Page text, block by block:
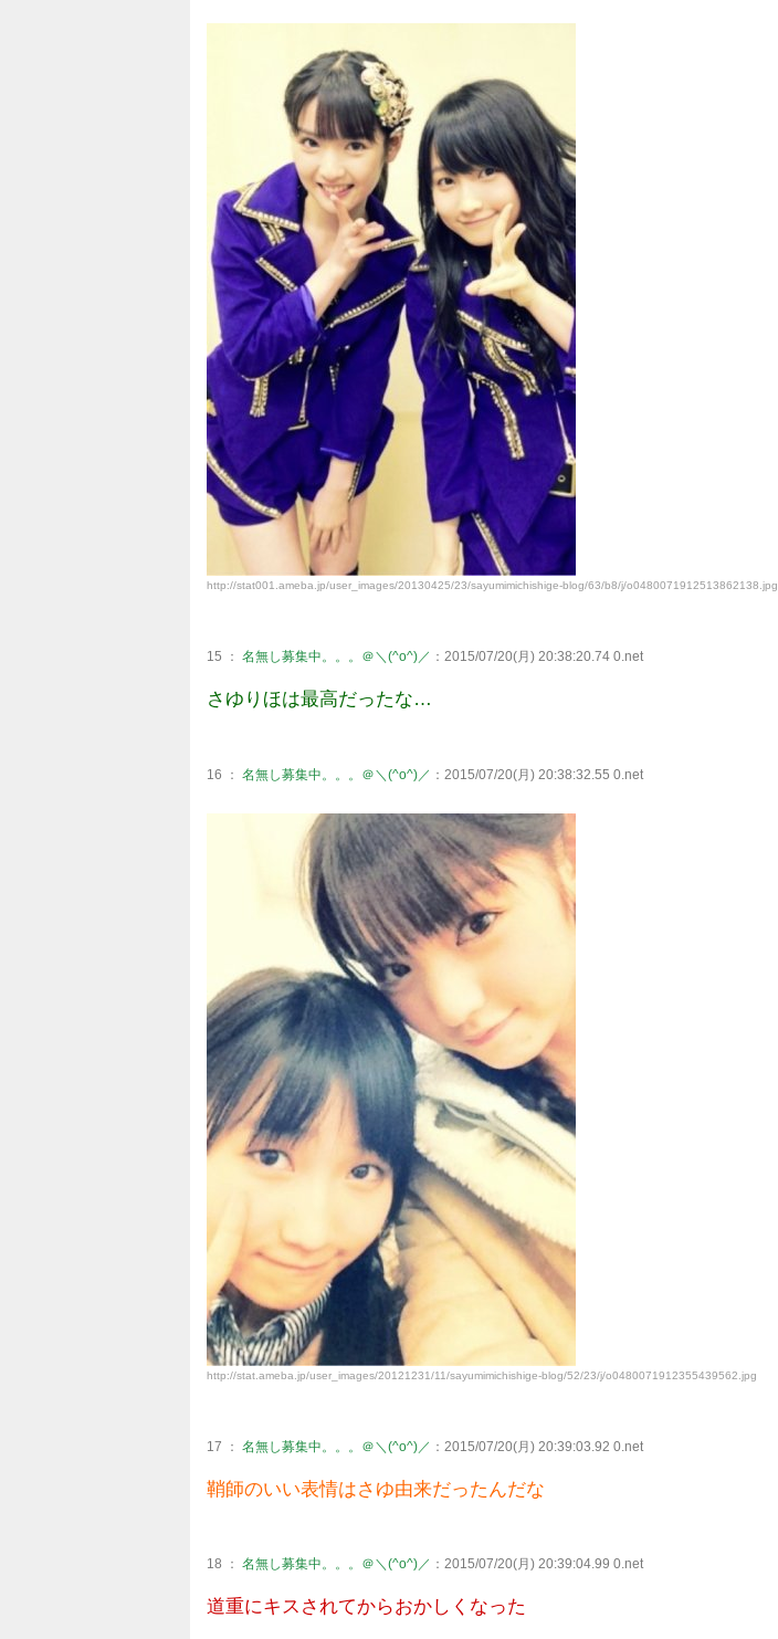
http://stat001.ameba.jp/user_images/20130425/23/sayumimichishige-blog/63/b8/j/o0480071912513862138.jpg
15 ： 名無し募集中。。。＠＼(^o^)／ ：2015/07/20(月) 20:38:20.74 0.net
さゆりほは最高だったな…
16 ： 名無し募集中。。。＠＼(^o^)／ ：2015/07/20(月) 20:38:32.55 0.net
http://stat.ameba.jp/user_images/20121231/11/sayumimichishige-blog/52/23/j/o0480071912355439562.jpg
17 ： 名無し募集中。。。＠＼(^o^)／ ：2015/07/20(月) 20:39:03.92 0.net
鞘師のいい表情はさゆ由来だったんだな
18 ： 名無し募集中。。。＠＼(^o^)／ ：2015/07/20(月) 20:39:04.99 0.net
道重にキスされてからおかしくなった